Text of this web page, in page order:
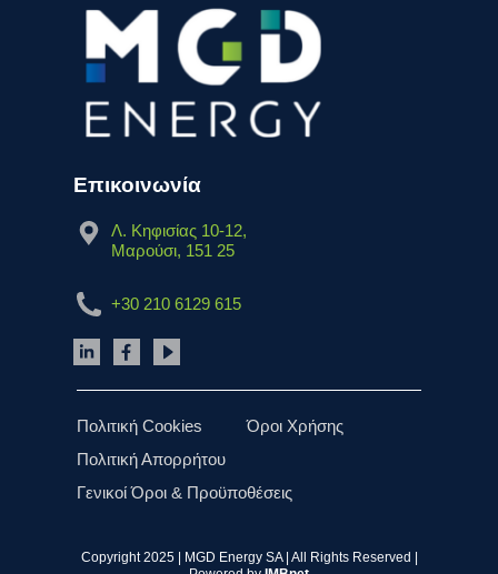
Επικοινωνία
Λ. Κηφισίας 10-12,
Μαρούσι, 151 25
+30 210 6129 615
Πολιτική Cookies
Όροι Χρήσης
Πολιτική Απορρήτου
Γενικοί Όροι & Προϋποθέσεις
Copyright 2025 | MGD Energy SA | All Rights Reserved |